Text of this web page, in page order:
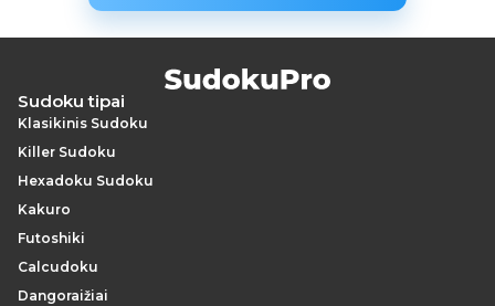
Sudoku tipai
Klasikinis Sudoku
Killer Sudoku
Hexadoku Sudoku
Kakuro
Futoshiki
Calcudoku
Dangoraižiai